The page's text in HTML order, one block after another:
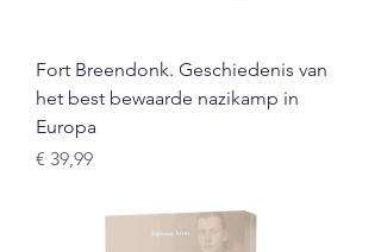
Fort Breendonk. Geschiedenis van
het best bewaarde nazikamp in
Europa
Prijs
€ 39,99